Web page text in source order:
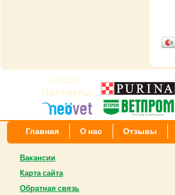
Главная О нас Отзывы
Вакансии
Карта сайта
Обратная связь